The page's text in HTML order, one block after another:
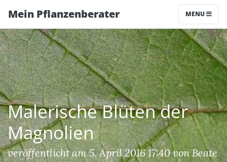
Mein Pflanzenberater MENU
Malerische Blüten der
Magnolien
veröffentlicht am 5. April 2016 17:40 von Beate